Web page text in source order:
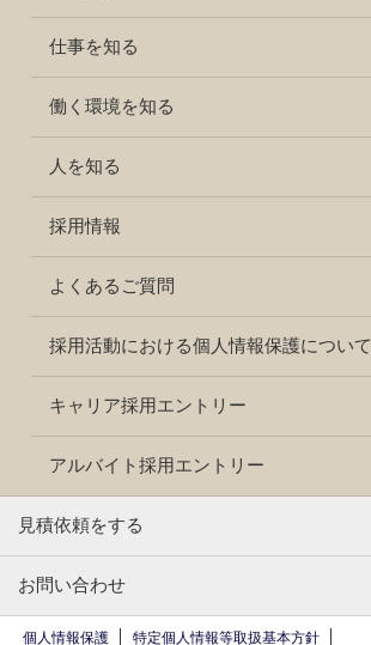
仕事を知る
働く環境を知る
人を知る
採用情報
よくあるご質問
採用活動における個人情報保護について
キャリア採用エントリー
アルバイト採用エントリー
見積依頼をする
お問い合わせ
個人情報保護 特定個人情報等取扱基本方針